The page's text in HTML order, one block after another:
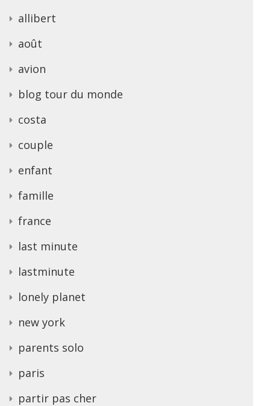
allibert
août
avion
blog tour du monde
costa
couple
enfant
famille
france
last minute
lastminute
lonely planet
new york
parents solo
paris
partir pas cher